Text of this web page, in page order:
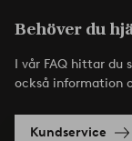
Behöver du
I vår FAQ hittar du
också information
Kundservice